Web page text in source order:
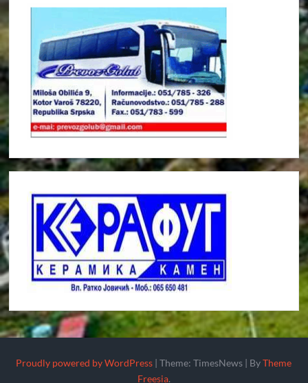
Proudly powered by WordPress |Theme: TimesNews | ByTheme
Freesia.